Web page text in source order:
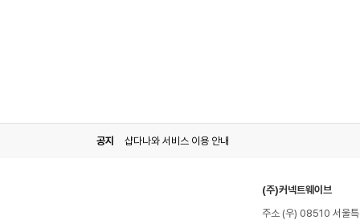
공지 샵다나와 서비스 이용 안내
(주)커넥트웨이브
주소 (우) 08510 서울